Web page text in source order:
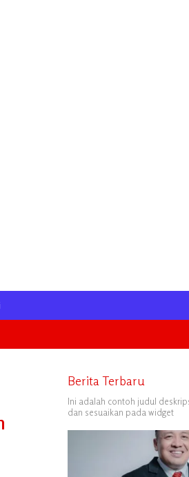
Berita Terbaru
Ini adalah contoh judul
dan sesuaikan pada widget